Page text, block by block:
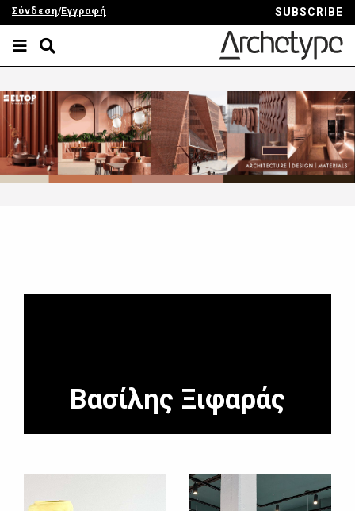
Σύνδεση/Εγγραφή SUBSCRIBE
Βασίλης Ξιφαράς